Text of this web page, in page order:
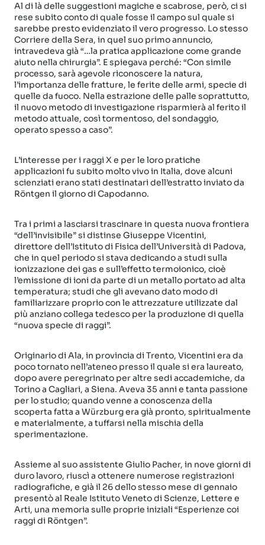
Al di là delle suggestioni magiche e scabrose, però, ci si
rese subito conto di quale fosse il campo sul quale si
sarebbe presto evidenziato il vero progresso. Lo stesso
Corriere della Sera, in quel suo primo annuncio,
intravedeva già “…la pratica applicazione come grande
aiuto nella chirurgia”. E spiegava perché: “Con simile
processo, sarà agevole riconoscere la natura,
l’importanza delle fratture, le ferite delle armi, specie di
quelle da fuoco. Nella estrazione delle palle soprattutto,
il nuovo metodo di investigazione risparmierà al ferito il
metodo attuale, così tormentoso, del sondaggio,
operato spesso a caso”.
L’interesse per i raggi X e per le loro pratiche
applicazioni fu subito molto vivo in Italia, dove alcuni
scienziati erano stati destinatari dell’estratto inviato da
Röntgen il giorno di Capodanno.
Tra i primi a lasciarsi trascinare in questa nuova frontiera
“dell’invisibile” si distinse Giuseppe Vicentini,
direttore dell’Istituto di Fisica dell’Università di Padova,
che in quel periodo si stava dedicando a studi sulla
ionizzazione dei gas e sull’effetto termoionico, cioè
l’emissione di ioni da parte di un metallo portato ad alta
temperatura; studi che gli avevano dato modo di
familiarizzare proprio con le attrezzature utilizzate dal
più anziano collega tedesco per la produzione di quella
“nuova specie di raggi”.
Originario di Ala, in provincia di Trento, Vicentini era da
poco tornato nell’ateneo presso il quale si era laureato,
dopo avere peregrinato per altre sedi accademiche, da
Torino a Cagliari, a Siena. Aveva 35 anni e tanta passione
per lo studio; quando venne a conoscenza della
scoperta fatta a Würzburg era già pronto, spiritualmente
e materialmente, a tuffarsi nella mischia della
sperimentazione.
Assieme al suo assistente Giulio Pacher, in nove giorni di
duro lavoro, riuscì a ottenere numerose registrazioni
radiografiche, e già il 26 dello stesso mese di gennaio
presentò al Reale Istituto Veneto di Scienze, Lettere e
Arti, una memoria sulle proprie iniziali “Esperienze coi
raggi di Röntgen”.